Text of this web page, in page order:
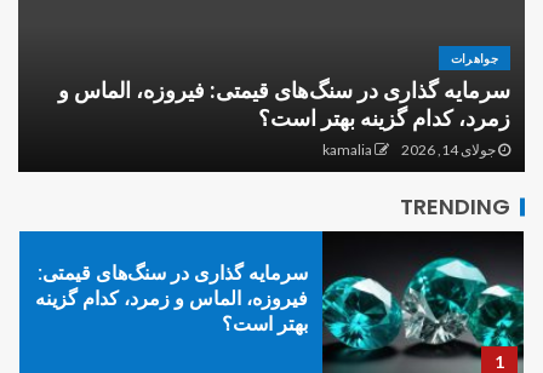
جواهرات
سرمایه گذاری در سنگ‌های قیمتی: فیروزه، الماس و
زمرد، کدام گزینه بهتر است؟
جولای 14, 2026 kamalia
TRENDING
چگونه یک نانوایی موفق تاسیس
1
سرمایه گذاری در سنگ‌های قیمتی:
فیروزه، الماس و زمرد، کدام گزینه
بهتر است؟